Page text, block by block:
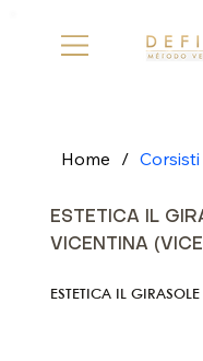
Home /
ESTETICA IL
VICENTINA
ESTETICA IL